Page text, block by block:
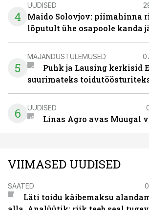
4
UUDISED
Maido Solovjov: piimahinna
lõputult ühe osapoole kanda
5
MAJANDUSTULEMUSED
Puhk ja Lausing kerkisid
suurimateks
6 UUDISED
Linas Agro avas Muugal
VIIMASED UUDISED
SAATED
Läti toidu käibemaksu